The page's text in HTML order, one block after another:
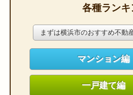
各種ランキ
まずは横浜市のおすすめ不動
マンション編
一戸建て編